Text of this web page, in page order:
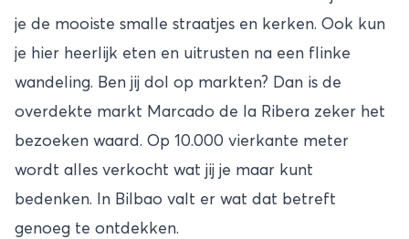
je de mooiste smalle straatjes en kerken. Ook kun
je hier heerlijk eten en uitrusten na een flinke
wandeling. Ben jij dol op markten? Dan is de
overdekte markt Marcado de la Ribera zeker het
bezoeken waard. Op 10.000 vierkante meter
wordt alles verkocht wat jij je maar kunt
bedenken. In Bilbao valt er wat dat betreft
genoeg te ontdekken.